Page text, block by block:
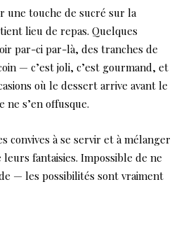
une touche de sucré sur la
lieu de repas. Quelques
par-ci par-là, des tranches de
— c’est joli, c’est gourmand, et
où le dessert arrive avant le
ne s’en offusque.
convives à se servir et à mélanger
fantaisies. Impossible de ne
— les possibilités sont vraiment